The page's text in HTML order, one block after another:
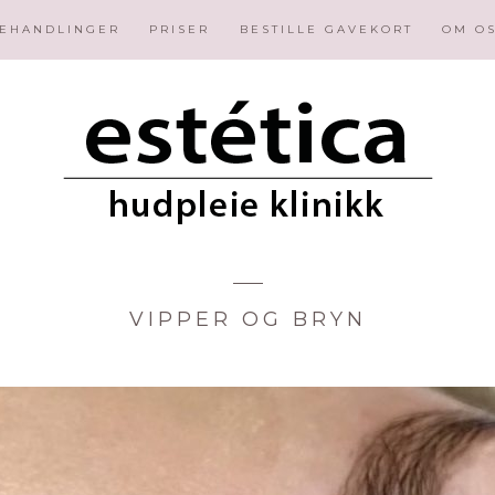
PRISER BESTILLE GAVEKORT OM
VIPPER OG BRYN